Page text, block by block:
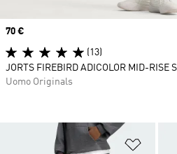
Price
70 €
(13)
JORTS FIREBIRD ADICOLOR MID-RISE
Uomo Originals